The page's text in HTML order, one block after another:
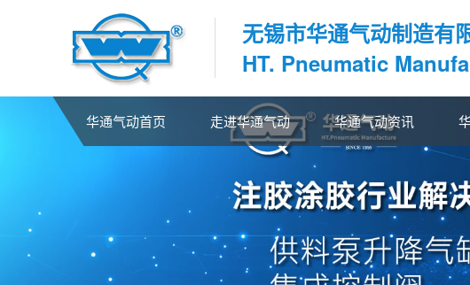
无锡市华通气动制造有
HT. Pneumatic
华通气动首页 走进华通气动 华通气动资讯